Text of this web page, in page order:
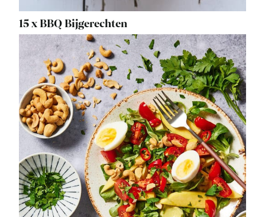
15 x BBQ Bijgerechten